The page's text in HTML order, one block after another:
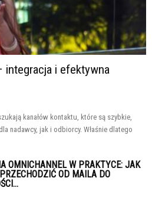
integracja i efektywna
kanałów kontaktu, które są szybkie,
nadawcy, jak i odbiorcy. Właśnie dlatego
OMNICHANNEL W PRAKTYCE: JAK
OD MAILA DO